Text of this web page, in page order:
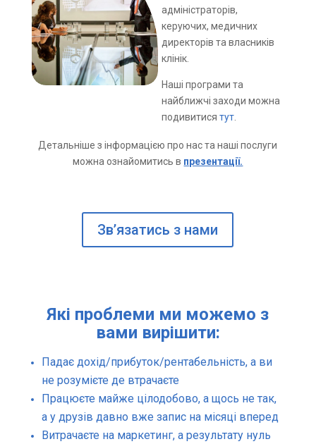
адміністраторів,
керуючих, медичних
директорів та власників
клінік.
Наші програми та
найближчі заходи можна
подивитися тут.
Детальніше з інформацією про нас та наші послуги
можна ознайомитись в презентації.
Звʼязатись з нами
Які проблеми ми можемо з
вами вирішити:
Падає дохід/прибуток/рентабельність, а ви
не розумієте де втрачаєте
Працюєте майже цілодобово, а щось не так,
а у друзів давно вже запис на місяці вперед
Витрачаєте на маркетинг, а результату нуль